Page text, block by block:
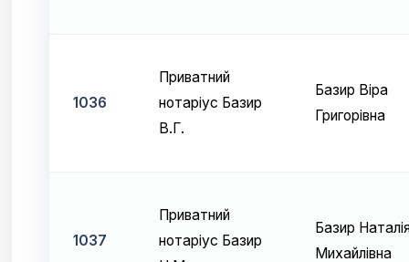
1036
Приватний
нотаріус Базир
В.Г.
Базир Віра
Григорівна
1037
Приватний
нотаріус Базир
Базир
Михайлівна